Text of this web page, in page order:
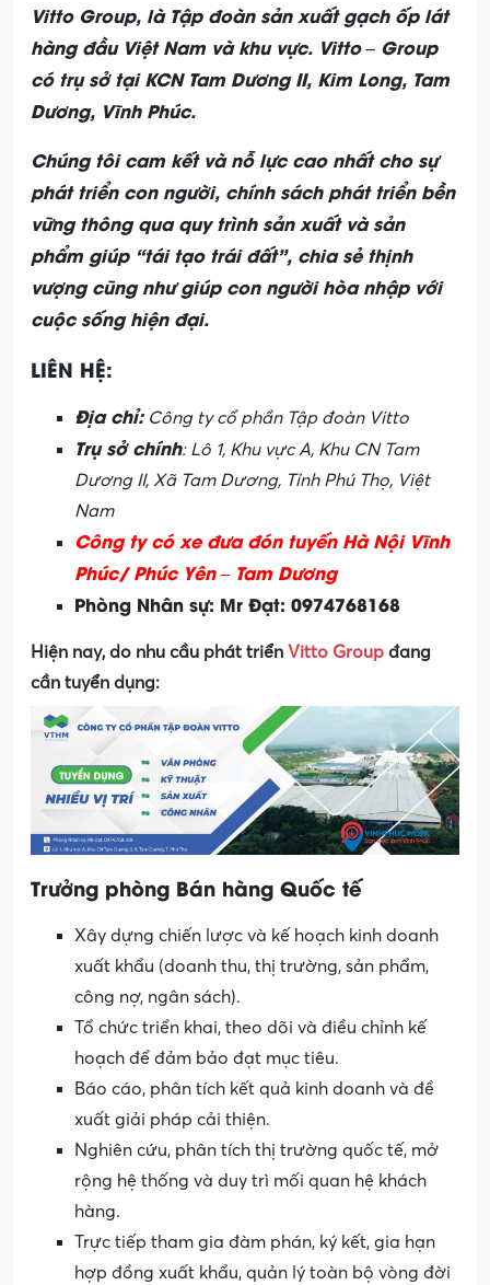
Vitto Group, là Tập đoàn sản xuất gạch ốp lát
hàng đầu Việt Nam và khu vực. Vitto – Group
có trụ sở tại KCN Tam Dương II, Kim Long, Tam
Dương, Vĩnh Phúc.
Chúng tôi cam kết và nỗ lực cao nhất cho sự
phát triển con người, chính sách phát triển bền
vững thông qua quy trình sản xuất và sản
phẩm giúp “tái tạo trái đất”, chia sẻ thịnh
vượng cũng như giúp con người hòa nhập với
cuộc sống hiện đại.
LIÊN HỆ:
Địa chỉ:Công ty cổ phần Tập đoàn Vitto
Trụ sở chính: Lô 1, Khu vực A, Khu CN Tam
Dương II, Xã Tam Dương, Tỉnh Phú Thọ, Việt
Nam
Công ty có xe đưa đón tuyến Hà Nội Vĩnh
Phúc/ Phúc Yên – Tam Dương
Phòng Nhân sự: Mr Đạt: 0974768168
Hiện nay, do nhu cầu phát triển Vitto Group đang
cần tuyển dụng:
Trưởng phòng Bán hàng Quốc tế
Xây dựng chiến lược và kế hoạch kinh doanh
xuất khẩu (doanh thu, thị trường, sản phẩm,
công nợ, ngân sách).
Tổ chức triển khai, theo dõi và điều chỉnh kế
hoạch để đảm bảo đạt mục tiêu.
Báo cáo, phân tích kết quả kinh doanh và đề
xuất giải pháp cải thiện.
Nghiên cứu, phân tích thị trường quốc tế, mở
rộng hệ thống và duy trì mối quan hệ khách
hàng.
Trực tiếp tham gia đàm phán, ký kết, gia hạn
hợp đồng xuất khẩu, quản lý toàn bộ vòng đời